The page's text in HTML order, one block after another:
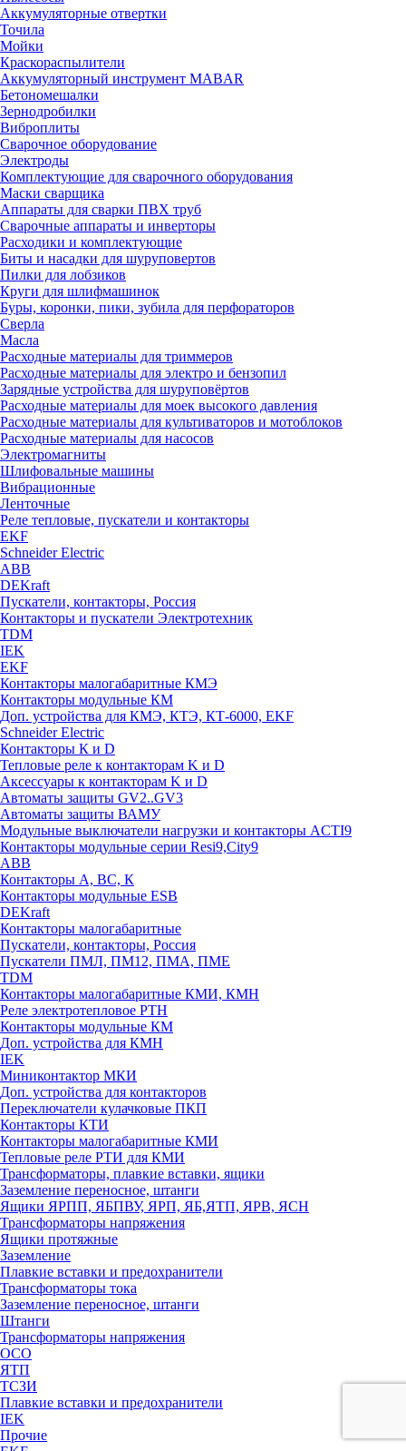
Аккумуляторные отвертки
Точила
Мойки
Краскораспылители
Аккумуляторный инструмент MABAR
Бетономешалки
Зернодробилки
Виброплиты
Сварочное оборудование
Электроды
Комплектующие для сварочного оборудования
Маски сварщика
Аппараты для сварки ПВХ труб
Сварочные аппараты и инверторы
Расходики и комплектующие
Биты и насадки для шуруповертов
Пилки для лобзиков
Круги для шлифмашинок
Буры, коронки, пики, зубила для перфораторов
Сверла
Масла
Расходные материалы для триммеров
Расходные материалы для электро и бензопил
Зарядные устройства для шуруповёртов
Расходные материалы для моек высокого давления
Расходные материалы для культиваторов и мотоблоков
Расходные материалы для насосов
Электромагниты
Шлифовальные машины
Вибрационные
Ленточные
Реле тепловые, пускатели и контакторы
EKF
Schneider Electric
ABB
DEKraft
Пускатели, контакторы, Россия
Контакторы и пускатели Электротехник
TDM
IEK
EKF
Контакторы малогабаритные КМЭ
Контакторы модульные КМ
Доп. устройства для КМЭ, КТЭ, КТ-6000, EKF
Schneider Electric
Контакторы К и D
Тепловые реле к контакторам K и D
Аксессуары к контакторам K и D
Автоматы защиты GV2..GV3
Автоматы защиты ВАМУ
Модульные выключатели нагрузки и контакторы ACTI9
Контакторы модульные серии Resi9,City9
ABB
Контакторы А, ВС, К
Контакторы модульные ESB
DEKraft
Контакторы малогабаритные
Пускатели, контакторы, Россия
Пускатели ПМЛ, ПМ12, ПМА, ПМЕ
TDM
Контакторы малогабаритные КМИ, КМН
Реле электротепловое РТН
Контакторы модульные КМ
Доп. устройства для КМН
IEK
Миниконтактор МКИ
Доп. устройства для контакторов
Переключатели кулачковые ПКП
Контакторы КТИ
Контакторы малогабаритные КМИ
Тепловые реле РTИ для КМИ
Трансформаторы, плавкие вставки, ящики
Заземление переносное, штанги
Ящики ЯРПП, ЯБПВУ, ЯРП, ЯБ,ЯТП, ЯРВ, ЯСН
Трансформаторы напряжения
Ящики протяжные
Заземление
Плавкие вставки и предохранители
Трансформаторы тока
Заземление переносное, штанги
Штанги
Трансформаторы напряжения
ОСО
ЯТП
ТСЗИ
Плавкие вставки и предохранители
IEK
Прочие